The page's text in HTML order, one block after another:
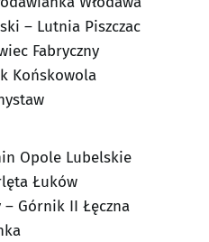
– Lutnia Piszczac
Fabryczny
Końskowola
Opole Lubelskie
Łuków
– Górnik II Łęczna